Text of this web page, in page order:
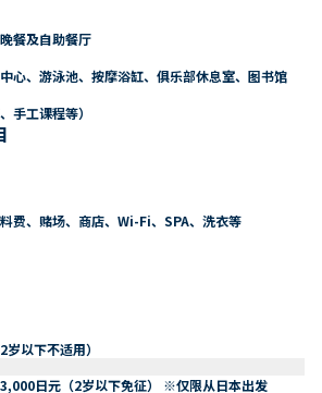
餐及自助餐厅
心、游泳池、按摩浴缸、俱乐部休息室、图书馆
手工课程等）
费、赌场、商店、Wi-Fi、SPA、洗衣等
以下不适用）
日元（2岁以下免征） ※仅限从日本出发